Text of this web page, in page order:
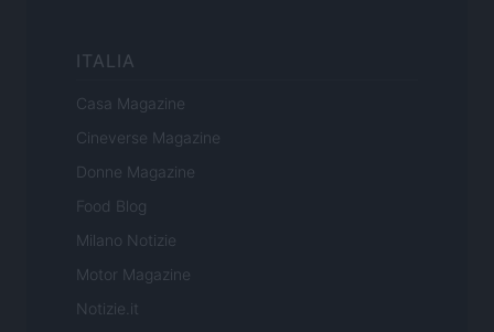
ITALIA
Casa Magazine
Cineverse Magazine
Donne Magazine
Food Blog
Milano Notizie
Motor Magazine
Notizie.it